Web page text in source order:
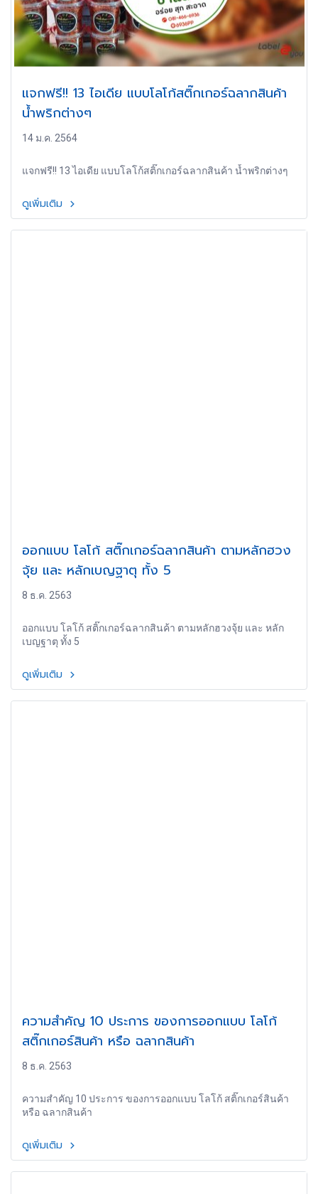
แจกฟรี!! 13 ไอเดีย แบบโลโก้สติ๊กเกอร์ฉลากสินค้า
น้ำพริกต่างๆ
14 ม.ค. 2564
แจกฟรี!! 13 ไอเดีย แบบโลโก้สติ๊กเกอร์ฉลากสินค้า น้ำพริกต่างๆ
ดูเพิ่มเติม
ออกแบบ โลโก้ สติ๊กเกอร์ฉลากสินค้า ตามหลักฮวง
จุ้ย และ หลักเบญฐาตุ ทั้ง 5
8 ธ.ค. 2563
ออกแบบ โลโก้ สติ๊กเกอร์ฉลากสินค้า ตามหลักฮวงจุ้ย และ หลัก
เบญฐาตุ ทั้ง 5
ดูเพิ่มเติม
ความสำคัญ 10 ประการ ของการออกแบบ โลโก้
สติ๊กเกอร์สินค้า หรือ ฉลากสินค้า
8 ธ.ค. 2563
ความสำคัญ 10 ประการ ของการออกแบบ โลโก้ สติ๊กเกอร์สินค้า
หรือ ฉลากสินค้า
ดูเพิ่มเติม